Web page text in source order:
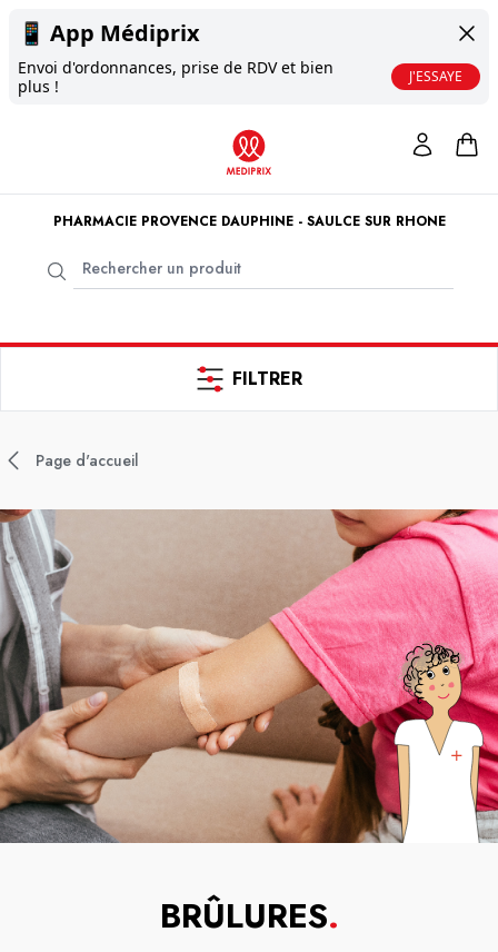
📱 App Médiprix
Envoi d'ordonnances, prise de RDV et bien
plus !
J'ESSAYE
PHARMACIE PROVENCE DAUPHINE - SAULCE SUR RHONE
FILTRER
Page d'accueil
BRÛLURES.